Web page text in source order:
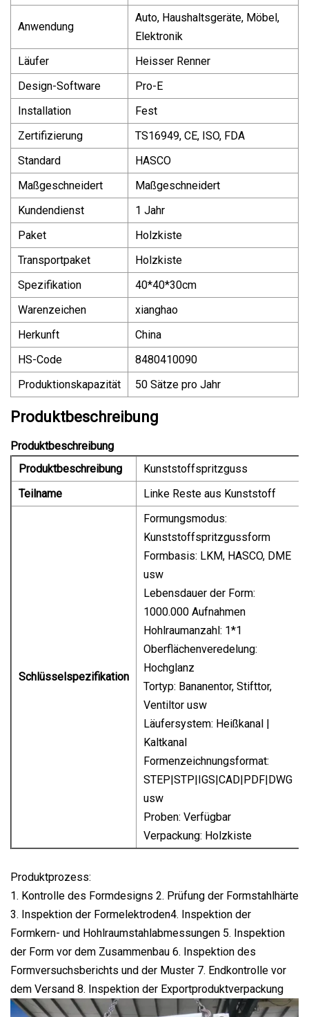
Anwendung
Auto, Haushaltsgeräte, Möbel,
Elektronik
Läufer
Heisser Renner
Design-Software
Pro-E
Installation
Fest
Zertifizierung
TS16949, CE, ISO, FDA
Standard
HASCO
Maßgeschneidert
Maßgeschneidert
Kundendienst
1 Jahr
Paket
Holzkiste
Transportpaket
Holzkiste
Spezifikation
40*40*30cm
Warenzeichen
xianghao
Herkunft
China
HS-Code
8480410090
Produktionskapazität
50 Sätze pro Jahr
Produktbeschreibung
Produktbeschreibung
Produktbeschreibung
Kunststoffspritzguss
Teilname
Linke Reste aus Kunststoff
Schlüsselspezifikation
Formungsmodus:
Kunststoffspritzgussform
Formbasis: LKM, HASCO, DME
usw
Lebensdauer der Form:
1000.000 Aufnahmen
Hohlraumanzahl: 1*1
Oberflächenveredelung:
Hochglanz
Tortyp: Bananentor, Stifttor,
Ventiltor usw
Läufersystem: Heißkanal |
Kaltkanal
Formenzeichnungsformat:
STEP|STP|IGS|CAD|PDF|DWG
usw
Proben: Verfügbar
Verpackung: Holzkiste
Produktprozess:
1. Kontrolle des Formdesigns 2. Prüfung der Formstahlhärte
3. Inspektion der Formelektroden4. Inspektion der
Formkern- und Hohlraumstahlabmessungen 5. Inspektion
der Form vor dem Zusammenbau 6. Inspektion des
Formversuchsberichts und der Muster 7. Endkontrolle vor
dem Versand 8. Inspektion der Exportproduktverpackung